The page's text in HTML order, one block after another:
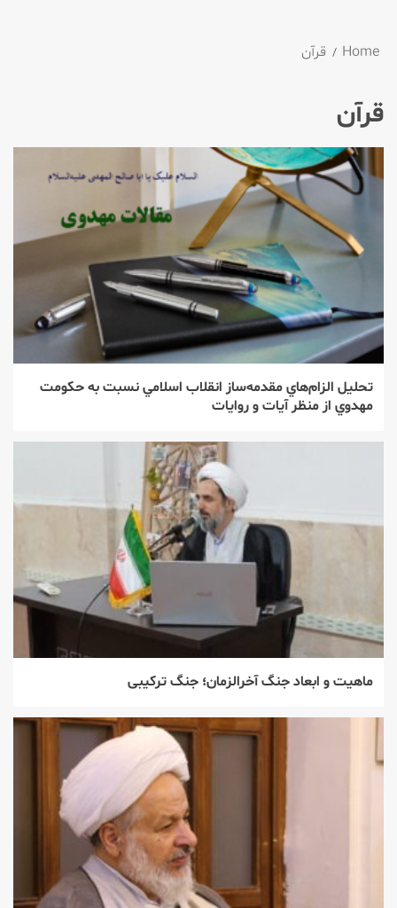
Home قرآن
قرآن
تحليل الزام‌هاي مقدمه‌ساز انقلاب اسلامي نسبت به حكومت
‌مهدوي از منظر آيات و روايات
ماهیت و ابعاد جنگ آخرالزمان؛ جنگ ترکیبی